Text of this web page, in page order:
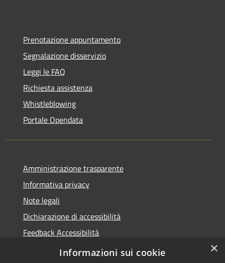
Prenotazione appuntamento
Segnalazione disservizio
Leggi le FAQ
Richiesta assistenza
Whistleblowing
Portale Opendata
Amministrazione trasparente
Informativa privacy
Note legali
Dichiarazione di accessibilità
Feedback Accessibilità
Fatturare al comune
×
Informazioni sui cookie